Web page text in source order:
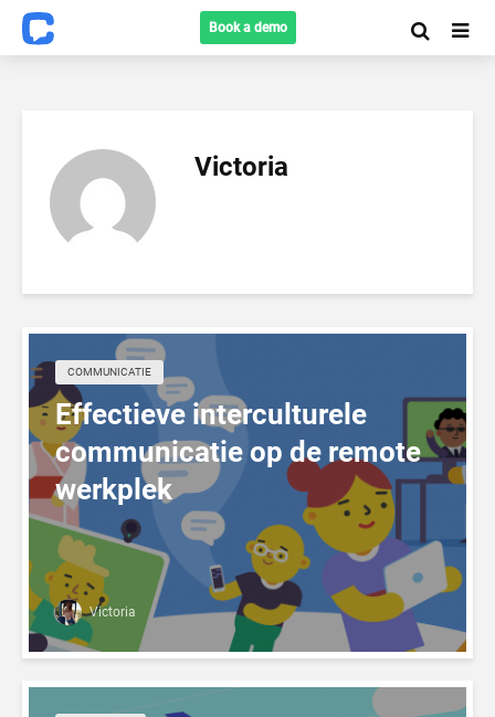
Book a demo
Victoria
COMMUNICATIE
Effectieve interculturele
communicatie op de remote
werkplek
Victoria